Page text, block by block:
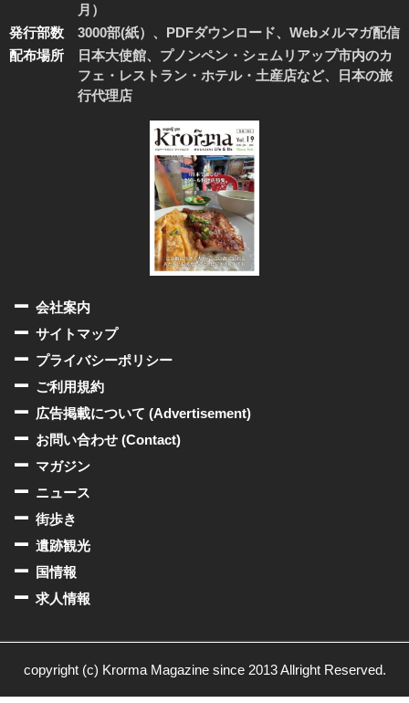
月）
発行部数
3000部(紙）、PDFダウンロード、Webメルマガ配信
配布場所
日本大使館、プノンペン・シェムリアップ市内のカ
フェ・レストラン・ホテル・土産店など、日本の旅
行代理店
会社案内
サイトマップ
プライバシーポリシー
ご利用規約
広告掲載について (Advertisement)
お問い合わせ (Contact)
マガジン
ニュース
街歩き
遺跡観光
国情報
求人情報
copyright (c) Krorma Magazine since 2013 Allright Reserved.